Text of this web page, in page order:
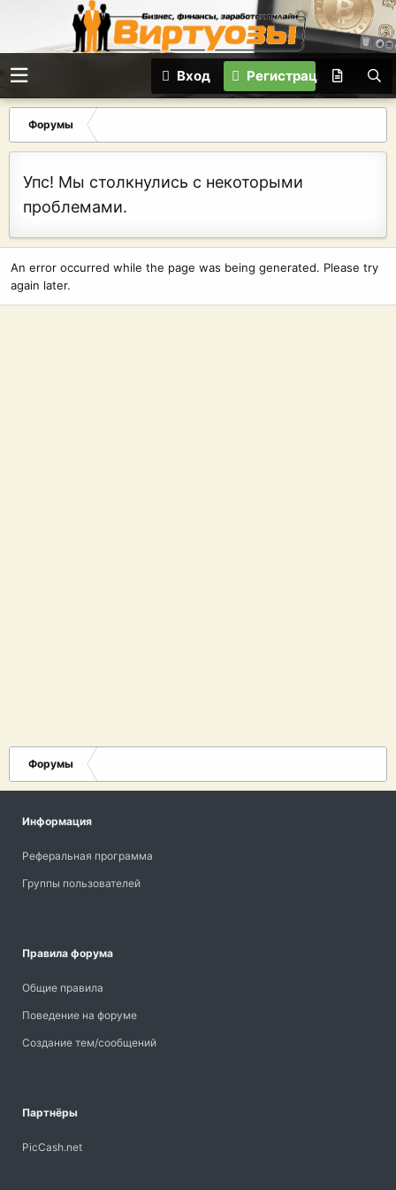
Вход Регистрация
Форумы
Упс! Мы столкнулись с некоторыми
проблемами.
An error occurred while the page was being generated. Please try
again later.
Форумы
Информация
Реферальная программа
Группы пользователей
Правила форума
Общие правила
Поведение на форуме
Создание тем/сообщений
Партнёры
PicCash.net